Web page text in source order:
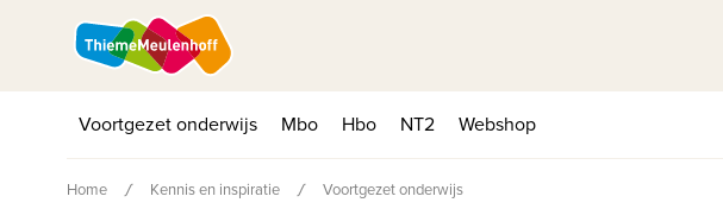
Voortgezet onderwijs Mbo Hbo NT2 Webshop
Home Kennis en inspiratie Voortgezet onderwijs